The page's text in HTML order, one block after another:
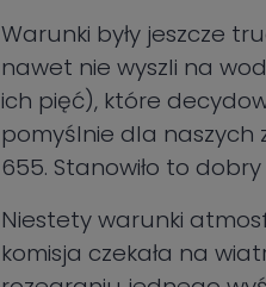
Warunki były jeszcze
nawet nie wyszli na
ich pięć), które
pomyślnie dla naszych
655. Stanowiło to
Niestety warunki
komisja czekała na